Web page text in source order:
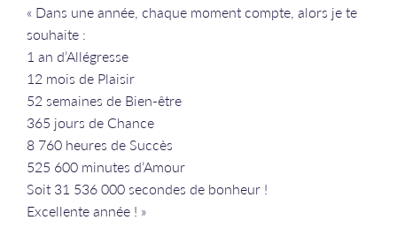
« Dans une année, chaque moment compte, alors je te
souhaite :
1 an d’Allégresse
12 mois de Plaisir
52 semaines de Bien-être
365 jours de Chance
8 760 heures de Succès
525 600 minutes d’Amour
Soit 31 536 000 secondes de bonheur !
Excellente année ! »